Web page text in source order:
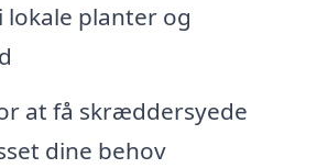
lokale planter og
at få skræddersyede
dine behov